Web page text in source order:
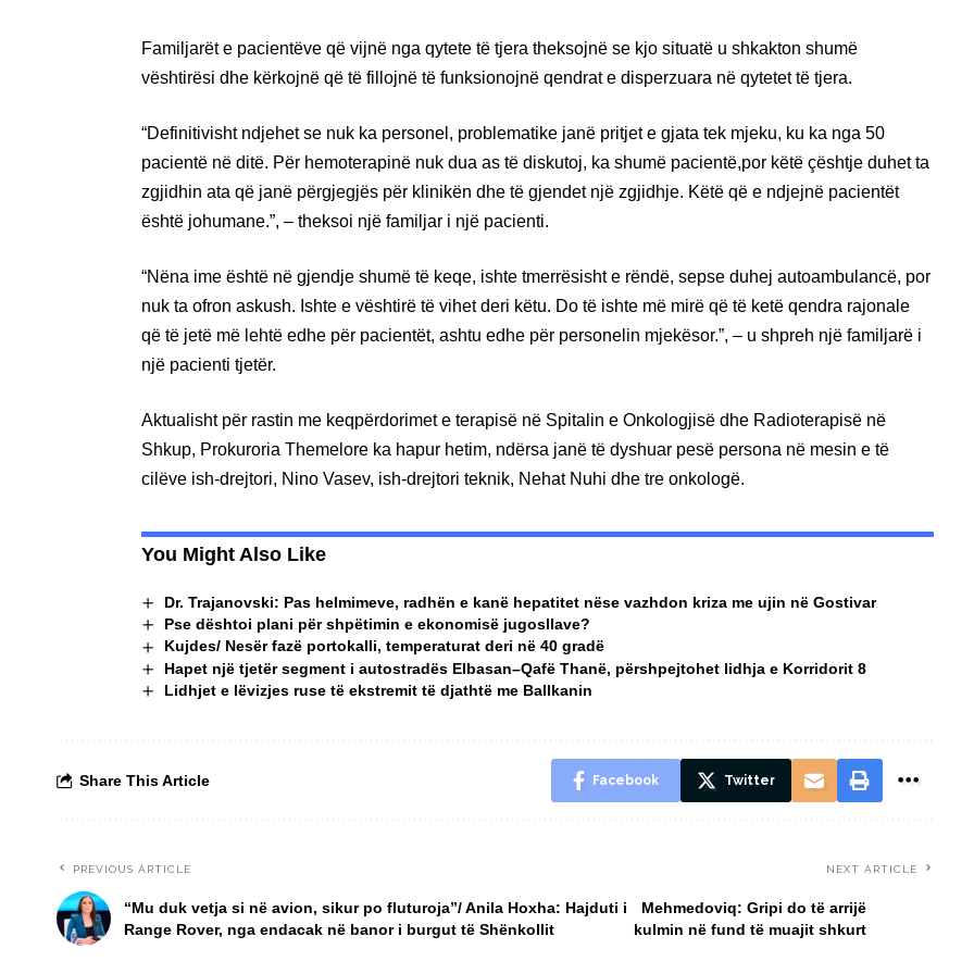
Familjarët e pacientëve që vijnë nga qytete të tjera theksojnë se kjo situatë u shkakton shumë
vështirësi dhe kërkojnë që të fillojnë të funksionojnë qendrat e disperzuara në qytetet të tjera.
“Definitivisht ndjehet se nuk ka personel, problematike janë pritjet e gjata tek mjeku, ku ka nga 50
pacientë në ditë. Për hemoterapinë nuk dua as të diskutoj, ka shumë pacientë,por këtë çështje duhet ta
zgjidhin ata që janë përgjegjës për klinikën dhe të gjendet një zgjidhje. Këtë që e ndjejnë pacientët
është johumane.”, – theksoi një familjar i një pacienti.
“Nëna ime është në gjendje shumë të keqe, ishte tmerrësisht e rëndë, sepse duhej autoambulancë, por
nuk ta ofron askush. Ishte e vështirë të vihet deri këtu. Do të ishte më mirë që të ketë qendra rajonale
që të jetë më lehtë edhe për pacientët, ashtu edhe për personelin mjekësor.”, – u shpreh një familjarë i
një pacienti tjetër.
Aktualisht për rastin me keqpërdorimet e terapisë në Spitalin e Onkologjisë dhe Radioterapisë në
Shkup, Prokuroria Themelore ka hapur hetim, ndërsa janë të dyshuar pesë persona në mesin e të
cilëve ish-drejtori, Nino Vasev, ish-drejtori teknik, Nehat Nuhi dhe tre onkologë.
You Might Also Like
Dr. Trajanovski: Pas helmimeve, radhën e kanë hepatitet nëse vazhdon kriza me ujin në Gostivar
Pse dështoi plani për shpëtimin e ekonomisë jugosllave?
Kujdes/ Nesër fazë portokalli, temperaturat deri në 40 gradë
Hapet një tjetër segment i autostradës Elbasan–Qafë Thanë, përshpejtohet lidhja e Korridorit 8
Lidhjet e lëvizjes ruse të ekstremit të djathtë me Ballkanin
Share This Article Facebook Twitter
PREVIOUS ARTICLE
“Mu duk vetja si në avion, sikur po fluturoja”/ Anila Hoxha: Hajduti i
Range Rover, nga endacak në banor i burgut të Shënkollit
NEXT ARTICLE
Mehmedoviq: Gripi do të arrijë
kulmin në fund të muajit shkurt